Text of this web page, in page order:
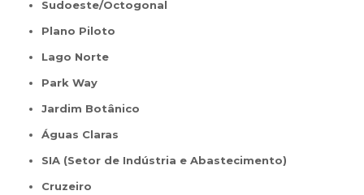
Sudoeste/Octogonal
Plano Piloto
Lago Norte
Park Way
Jardim Botânico
Águas Claras
SIA (Setor de Indústria e Abastecimento)
Cruzeiro